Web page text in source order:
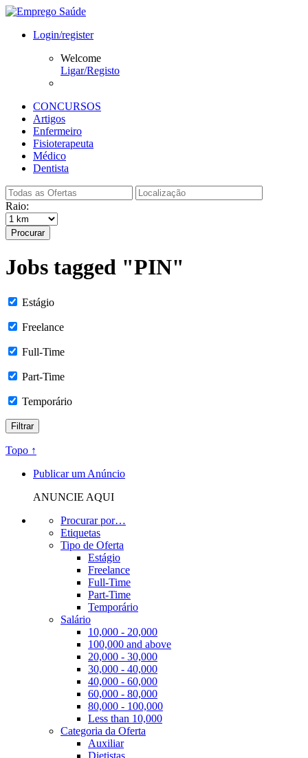
Login/register
Welcome
Ligar/Registo
CONCURSOS
Artigos
Enfermeiro
Fisioterapeuta
Médico
Dentista
Raio:
Procurar
Jobs tagged "PIN"
Estágio
Freelance
Full-Time
Part-Time
Temporário
Topo ↑
Publicar um Anúncio
ANUNCIE AQUI
Procurar por…
Etiquetas
Tipo de Oferta
Estágio
Freelance
Full-Time
Part-Time
Temporário
Salário
10,000 - 20,000
100,000 and above
20,000 - 30,000
30,000 - 40,000
40,000 - 60,000
60,000 - 80,000
80,000 - 100,000
Less than 10,000
Categoria da Oferta
Auxiliar
Dietistas